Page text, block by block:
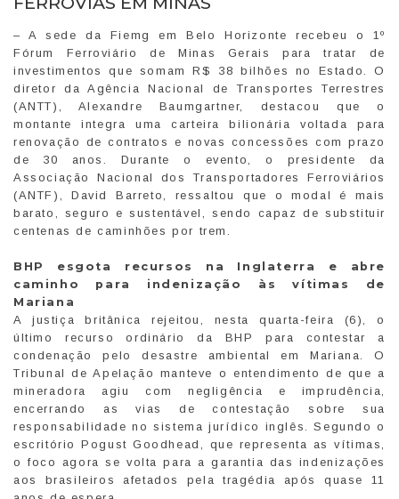
– A sede da Fiemg em Belo Horizonte recebeu o 1º
Fórum Ferroviário de Minas Gerais para tratar de
investimentos que somam R$ 38 bilhões no Estado. O
diretor da Agência Nacional de Transportes Terrestres
(ANTT), Alexandre Baumgartner, destacou que o
montante integra uma carteira bilionária voltada para
renovação de contratos e novas concessões com prazo
de 30 anos. Durante o evento, o presidente da
Associação Nacional dos Transportadores Ferroviários
(ANTF), David Barreto, ressaltou que o modal é mais
barato, seguro e sustentável, sendo capaz de substituir
centenas de caminhões por trem.
BHP esgota recursos na Inglaterra e abre
caminho para indenização às vítimas de
Mariana
A justiça britânica rejeitou, nesta quarta-feira (6), o
último recurso ordinário da BHP para contestar a
condenação pelo desastre ambiental em Mariana. O
Tribunal de Apelação manteve o entendimento de que a
mineradora agiu com negligência e imprudência,
encerrando as vias de contestação sobre sua
responsabilidade no sistema jurídico inglês. Segundo o
escritório Pogust Goodhead, que representa as vítimas,
o foco agora se volta para a garantia das indenizações
aos brasileiros afetados pela tragédia após quase 11